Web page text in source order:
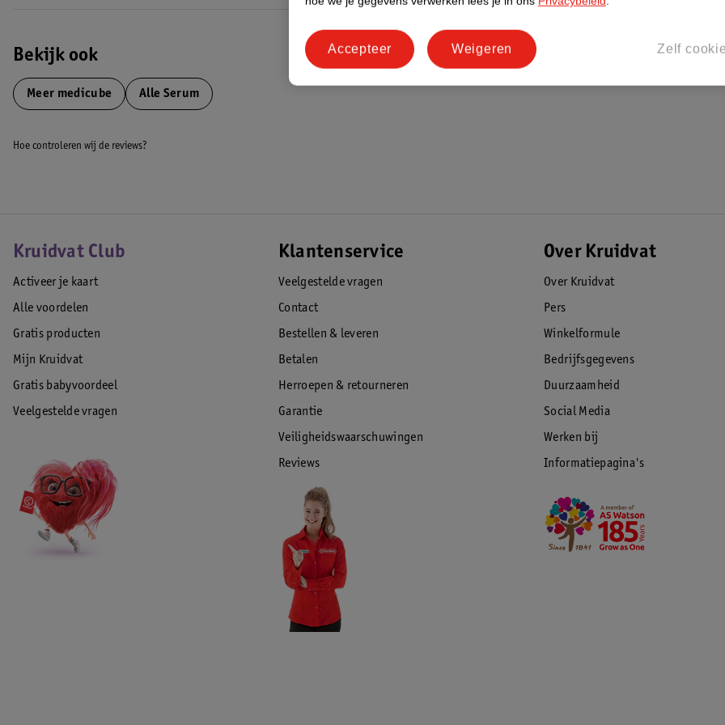
Bekijk ook
Meer medicube Alle Serum
Hoe controleren wij de reviews?
Kruidvat Club
Activeer je kaart
Alle voordelen
Gratis producten
Mijn Kruidvat
Gratis babyvoordeel
Veelgestelde vragen
Klantenservice
Veelgestelde vragen
Contact
Bestellen & leveren
Betalen
Herroepen & retourneren
Garantie
Veiligheidswaarschuwingen
Reviews
Over Kruidvat
Over Kruidvat
Pers
Winkelformule
Bedrijfsgegevens
Duurzaamheid
Social Media
Werken bij
Informatiepagina's
Zelf
Weigeren
Accepteer